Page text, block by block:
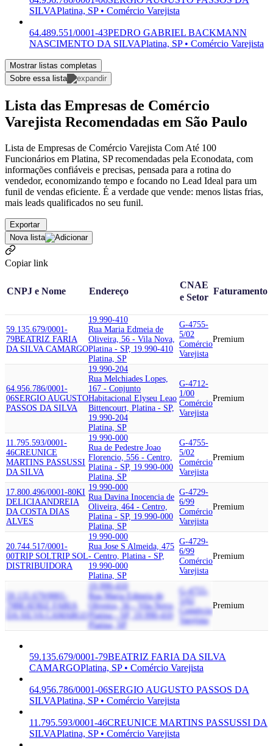
SILVAPlatina, SP • Comércio Varejista
64.489.551/0001-43PEDRO GABRIEL BACKMANN
NASCIMENTO DA SILVAPlatina, SP • Comércio Varejista
Mostrar listas completas
Sobre essa lista
Lista das Empresas de Comércio
Varejista Recomendadas em São Paulo
Lista de Empresas de Comércio Varejista Com Até 100
Funcionários em Platina, SP recomendadas pela Econodata, com
informações confiáveis e precisas, pensada para a rotina do
vendedor, economizando tempo e focando no Lead Ideal para um
funil de vendas eficiente. É a verdade que vende: menos listas frias,
mais leads qualificados no seu funil.
Exportar
Nova lista
Copiar link
CNPJ e Nome Endereço
CNAE
e Setor
Faturamento
59.135.679/0001-
79BEATRIZ FARIA
DA SILVA CAMARGO
19.990-410
Rua Maria Edmeia de
Oliveira, 56 - Vila Nova,
Platina - SP, 19.990-410
Platina, SP
G-4755-
5/02
Comércio
Varejista
Premium
64.956.786/0001-
06SERGIO AUGUSTO
PASSOS DA SILVA
19.990-204
Rua Melchiades Lopes,
167 - Conjunto
Habitacional Elyseu Leao
Bittencourt, Platina - SP,
19.990-204
Platina, SP
G-4712-
1/00
Comércio
Varejista
Premium
11.795.593/0001-
46CREUNICE
MARTINS PASSUSSI
DA SILVA
19.990-000
Rua de Pedestre Joao
Florencio, 556 - Centro,
Platina - SP, 19.990-000
Platina, SP
G-4755-
5/02
Comércio
Varejista
Premium
17.800.496/0001-80KI
DELICIAANDREIA
DA COSTA DIAS
ALVES
19.990-000
Rua Davina Inocencia de
Oliveira, 464 - Centro,
Platina - SP, 19.990-000
Platina, SP
G-4729-
6/99
Comércio
Varejista
Premium
20.744.517/0001-
00TRIP SOLTRIP SOL
DISTRIBUIDORA
19.990-000
Rua Jose S Almeida, 475
- Centro, Platina - SP,
19.990-000
Platina, SP
G-4729-
6/99
Comércio
Varejista
Premium
59.135.679/0001-
BEATRIZ FARIA
DA SILVA CAMARGO
19.990-410
Rua Maria Edmeia de
Oliveira, 56 - Vila Nova,
Platina - SP, 19.990-410
Platina, SP
G-4755-
Comércio
Varejista
Premium
59.135.679/0001-79BEATRIZ FARIA DA SILVA
CAMARGOPlatina, SP • Comércio Varejista
64.956.786/0001-06SERGIO AUGUSTO PASSOS DA
SILVAPlatina, SP • Comércio Varejista
11.795.593/0001-46CREUNICE MARTINS PASSUSSI DA
SILVAPlatina, SP • Comércio Varejista